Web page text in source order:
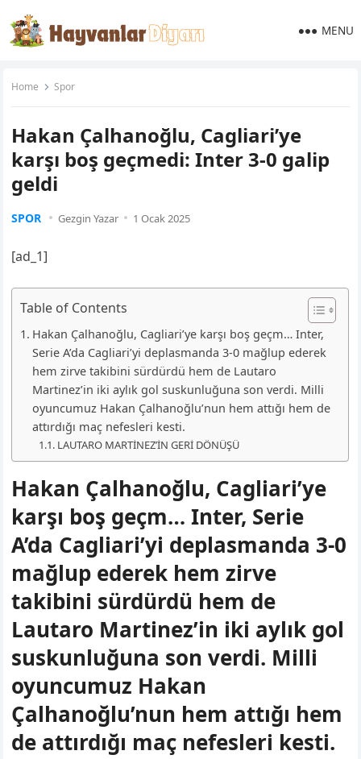
MENU
Home Spor
Hakan Çalhanoğlu, Cagliari’ye
karşı boş geçmedi: Inter 3-0 galip
geldi
SPOR Gezgin Yazar 1 Ocak 2025
[ad_1]
Table of Contents
Hakan Çalhanoğlu, Cagliari’ye karşı boş geçm… Inter,
Serie A’da Cagliari’yi deplasmanda 3-0 mağlup ederek
hem zirve takibini sürdürdü hem de Lautaro
Martinez’in iki aylık gol suskunluğuna son verdi. Milli
oyuncumuz Hakan Çalhanoğlu’nun hem attığı hem de
attırdığı maç nefesleri kesti.
LAUTARO MARTİNEZ’İN GERİ DÖNÜŞÜ
Hakan Çalhanoğlu, Cagliari’ye
karşı boş geçm… Inter, Serie
A’da Cagliari’yi deplasmanda 3-0
mağlup ederek hem zirve
takibini sürdürdü hem de
Lautaro Martinez’in iki aylık gol
suskunluğuna son verdi. Milli
oyuncumuz Hakan
Çalhanoğlu’nun hem attığı hem
de attırdığı maç nefesleri kesti.